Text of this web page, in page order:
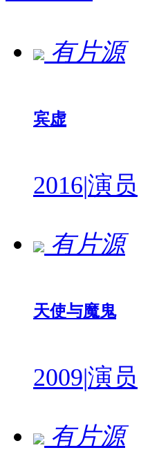
有片源
宾虚
2016|演员
有片源
天使与魔鬼
2009|演员
有片源